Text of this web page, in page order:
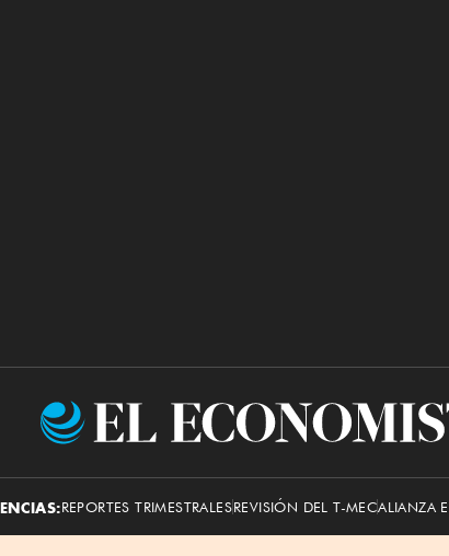
El
REPORTES TRIMESTRALESREVISIÓN DEL T-MECALIANZA